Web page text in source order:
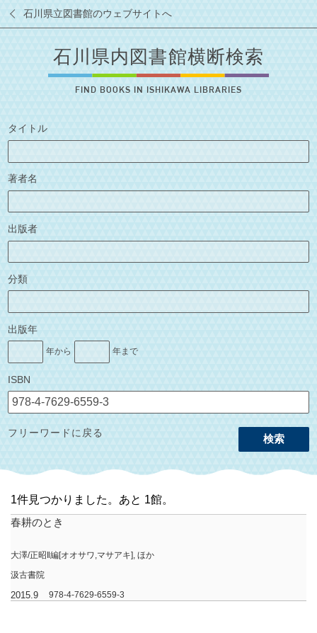
石川県立図書館のウェブサイトへ
石川県内図書館横断検索
FIND BOOKS IN ISHIKAWA LIBRARIES
タイトル
著者名
出版者
分類
出版年
年から 年まで
ISBN
検索
フリーワードに戻る
1件見つかりました。あと 1館。
春耕のとき
大澤/正昭‖編[オオサワ,マサアキ], ほか
汲古書院
2015.9 978-4-7629-6559-3